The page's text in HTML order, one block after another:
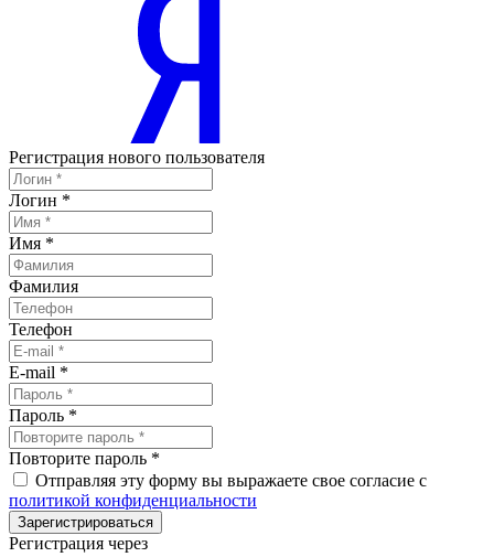
Регистрация нового пользователя
Логин *
Имя *
Фамилия
Телефон
E-mail *
Пароль *
Повторите пароль *
Отправляя эту форму вы выражаете свое согласие с
политикой конфиденциальности
Зарегистрироваться
Регистрация через